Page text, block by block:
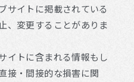
サイトに掲載されている
、変更することがありま
イトに含まれる情報もし
接・間接的な損害に関